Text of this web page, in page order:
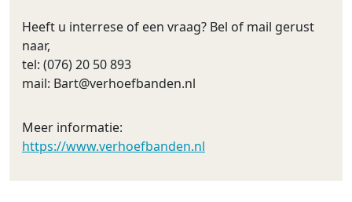
Heeft u interrese of een vraag? Bel of mail gerust
naar,
tel: (076) 20 50 893
mail: Bart@verhoefbanden.nl
Meer informatie:
https://www.verhoefbanden.nl